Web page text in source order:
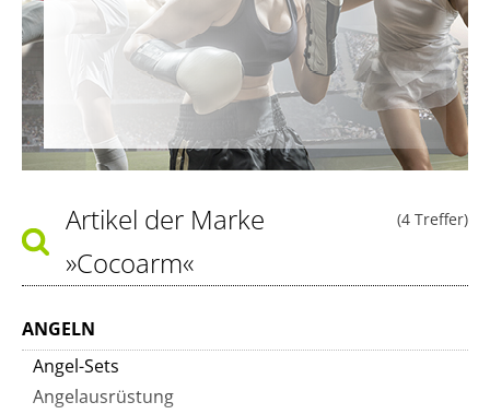
(4 Treffer)
Artikel der Marke
»Cocoarm«
ANGELN
Angel-Sets
Angelausrüstung